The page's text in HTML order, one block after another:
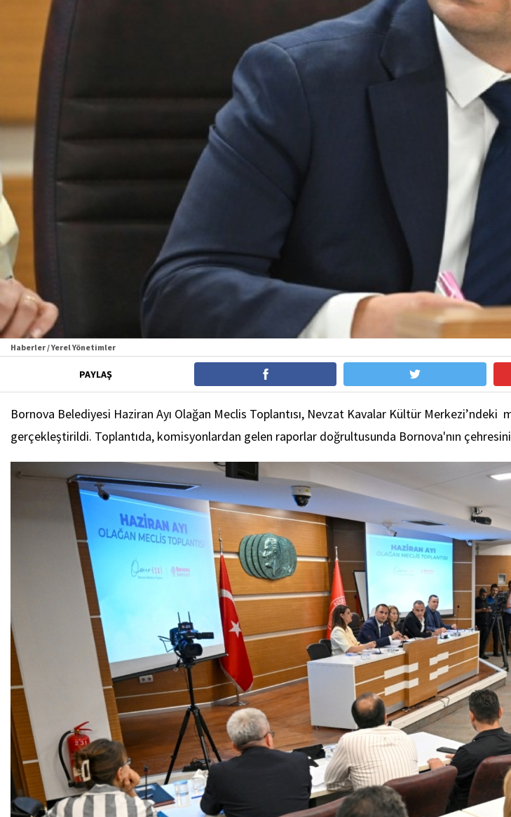
Haberler / Yerel Yönetimler
PAYLAŞ
Bornova Belediyesi Haziran Ayı Olağan Meclis Toplantısı, Nevzat Kavalar Kültür Merkezi’ndeki
gerçekleştirildi. Toplantıda, komisyonlardan gelen raporlar doğrultusunda Bornova'nın